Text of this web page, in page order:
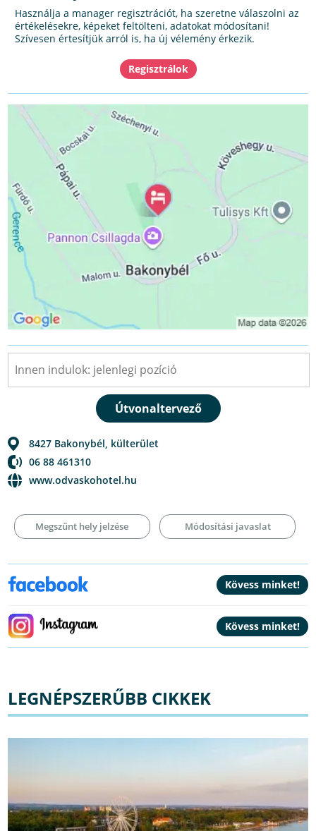
Használja a manager regisztrációt, ha szeretne válaszolni az
értékelésekre, képeket feltölteni, adatokat módosítani!
Szívesen értesítjük arról is, ha új vélemény érkezik.
8427 Bakonybél külterület
06 88 461310
www.odvaskohotel.hu
Megszűnt hely jelzése Módosítási javaslat
LEGNÉPSZERŰBB CIKKEK